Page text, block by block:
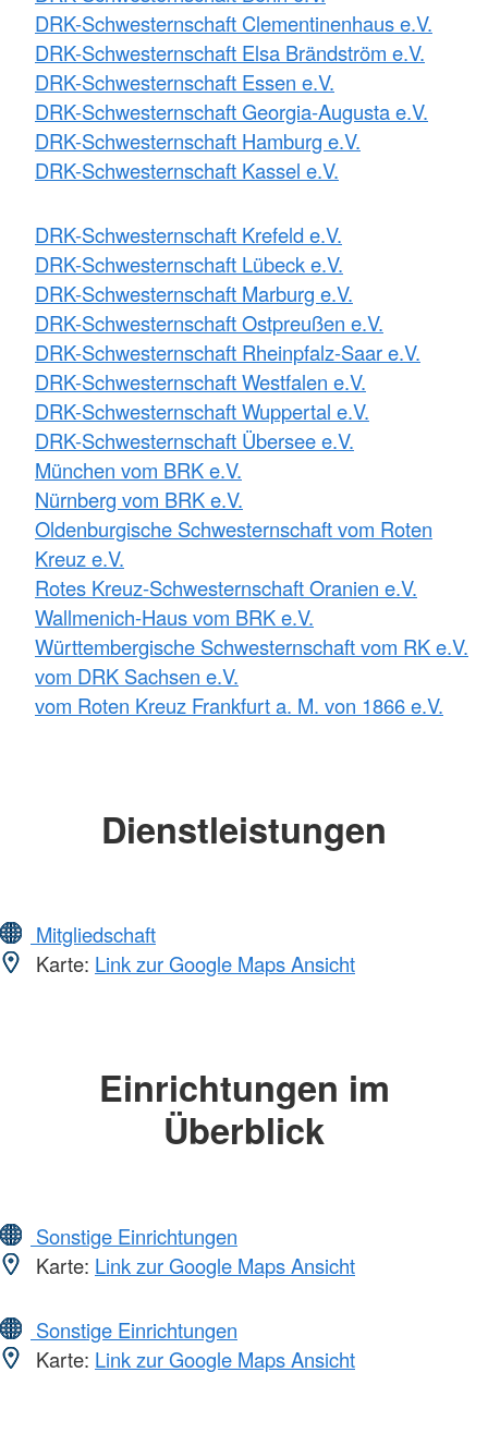
DRK-Schwesternschaft Clementinenhaus e.V.
DRK-Schwesternschaft Elsa Brändström e.V.
DRK-Schwesternschaft Essen e.V.
DRK-Schwesternschaft Georgia-Augusta e.V.
DRK-Schwesternschaft Hamburg e.V.
DRK-Schwesternschaft Kassel e.V.
DRK-Schwesternschaft Krefeld e.V.
DRK-Schwesternschaft Lübeck e.V.
DRK-Schwesternschaft Marburg e.V.
DRK-Schwesternschaft Ostpreußen e.V.
DRK-Schwesternschaft Rheinpfalz-Saar e.V.
DRK-Schwesternschaft Westfalen e.V.
DRK-Schwesternschaft Wuppertal e.V.
DRK-Schwesternschaft Übersee e.V.
München vom BRK e.V.
Nürnberg vom BRK e.V.
Oldenburgische Schwesternschaft vom Roten
Kreuz e.V.
Rotes Kreuz-Schwesternschaft Oranien e.V.
Wallmenich-Haus vom BRK e.V.
Württembergische Schwesternschaft vom RK e.V.
vom DRK Sachsen e.V.
vom Roten Kreuz Frankfurt a. M. von 1866 e.V.
Dienstleistungen
Mitgliedschaft
Karte: Link zur Google Maps Ansicht
Einrichtungen im
Überblick
Sonstige Einrichtungen
Karte: Link zur Google Maps Ansicht
Sonstige Einrichtungen
Karte: Link zur Google Maps Ansicht